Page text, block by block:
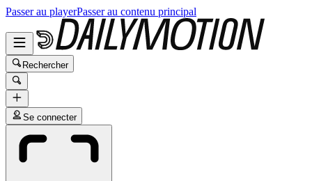
Passer au playerPasser au contenu principal
Rechercher
Se connecter